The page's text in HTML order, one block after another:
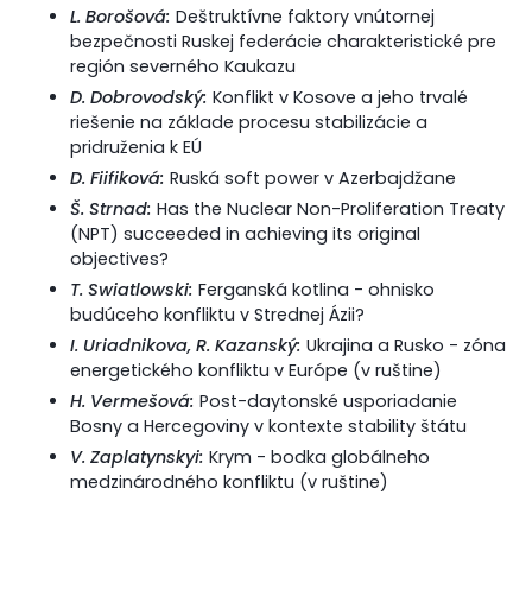
L. Borošová: Deštruktívne faktory vnútornej
bezpečnosti Ruskej federácie charakteristické pre
región severného Kaukazu
D. Dobrovodský: Konflikt v Kosove a jeho trvalé
riešenie na základe procesu stabilizácie a
pridruženia k EÚ
D. Fiifiková:Ruská soft power v Azerbajdžane
Š. Strnad: Has the Nuclear Non-Proliferation Treaty
(NPT) succeeded in achieving its original
objectives?
T. Swiatlowski: Ferganská kotlina - ohnisko
budúceho konfliktu v Strednej Ázii?
I. Uriadnikova, R. Kazanský: Ukrajina a Rusko - zóna
energetického konfliktu v Európe (v ruštine)
H. Vermešová: Post-daytonské usporiadanie
Bosny a Hercegoviny v kontexte stability štátu
V. Zaplatynskyi: Krym - bodka globálneho
medzinárodného konfliktu (v ruštine)